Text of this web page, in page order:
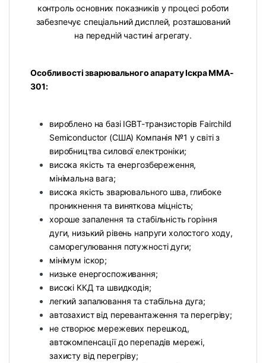
контроль основних показників у процесі роботи
забезпечує спеціальний дисплей, розташований
на передній частині агрегату.
Особливості зварювального апарату Іскра MMA-
301:
вироблено на базі IGBT-транзисторів Fairchild
Semiconductor (США) Компанія №1 у світі з
виробництва силової електроніки;
висока якість та енергозбереження,
мінімальна вага;
висока якість зварювального шва, глибоке
проникнення та виняткова міцність;
хороше запалення та стабільність горіння
дуги, низький рівень напруги холостого ходу,
саморегулювання потужності дуги;
мінімум іскор;
низьке енергоспоживання;
високі ККД та швидкодія;
легкий запалювання та стабільна дуга;
автозахист від перевантаження та перегріву;
не створює мережевих перешкод,
автокомпенсації до перепадів мережі,
захисту від перегріву;